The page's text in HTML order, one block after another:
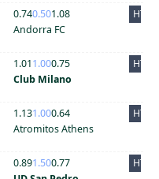
0.740.501.08
HT
Andorra FC
1.011.000.75
HT
Club Milano
1.131.000.64
HT
Atromitos Athens
0.891.500.77
HT